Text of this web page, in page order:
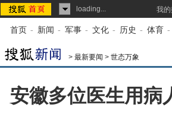
loading... 我的
首页 - 新闻 - 军事 - 文化 - 历史 - 体育 -
> 最新要闻 > 世态万象
安徽多位医生用病